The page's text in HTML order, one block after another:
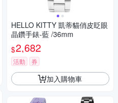
HELLO KITTY 凱蒂貓俏皮眨眼
晶鑽手錶-藍 /36mm
$2,682
活動 券
加入購物車